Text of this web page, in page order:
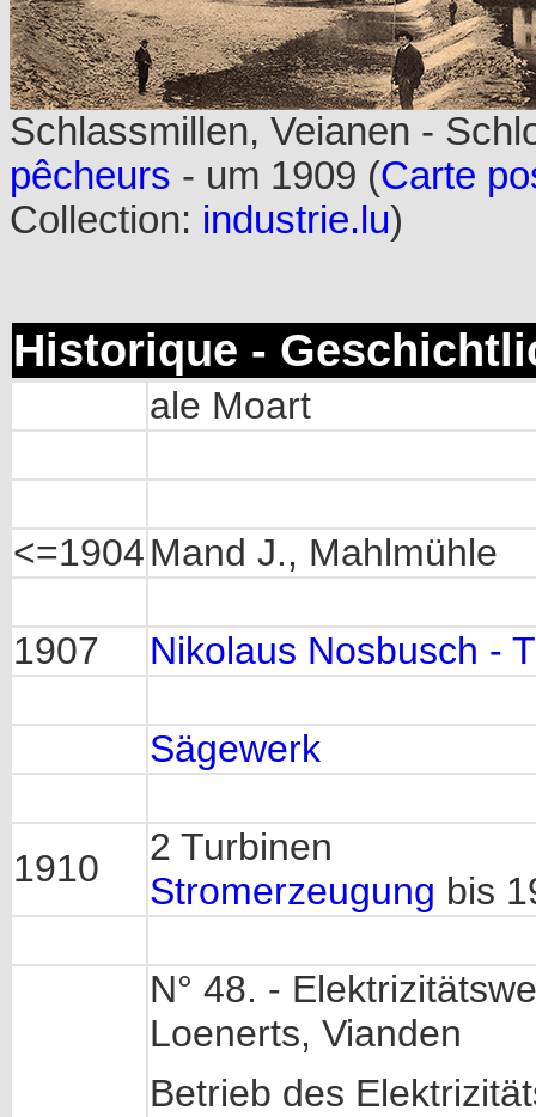
Schlassmillen, Veianen -
pêcheurs - um 1909 (Carte
Collection: industrie.lu)
Historique -
ale Moart
<=1904Mand J., Mahlmühle
1907 Nikolaus Nosbusch -
Sägewerk
1910
2 Turbinen
Stromerzeugung bis
N° 48. -
Loenerts, Vianden
Betrieb des